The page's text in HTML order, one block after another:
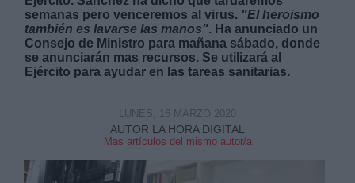
semanas pero venceremos al virus. "El heroismo
también es lavarse las manos". Ha anunciado un
Consejo de Ministro para mañana sábado, donde
se anunciarán mas recursos. Se utilizará al
Ejército para ayudar en las tareas sanitarias.
AUTOR LA HORA DIGITAL
Mas artículos del mismo autor/a
LUNES, 16 MARZO 2020